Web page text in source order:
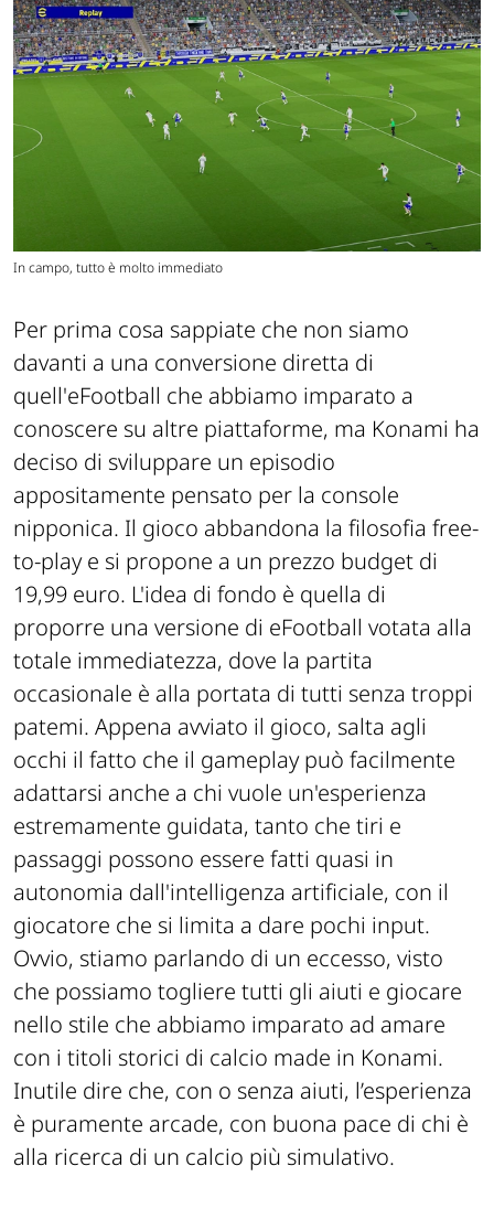
In campo, tutto è molto immediato
Per prima cosa sappiate che non siamo
davanti a una conversione diretta di
quell'eFootball che abbiamo imparato a
conoscere su altre piattaforme, ma Konami ha
deciso di sviluppare un episodio
appositamente pensato per la console
nipponica. Il gioco abbandona la filosofia free-
to-play e si propone a un prezzo budget di
19,99 euro. L'idea di fondo è quella di
proporre una versione di eFootball votata alla
totale immediatezza, dove la partita
occasionale è alla portata di tutti senza troppi
patemi. Appena avviato il gioco, salta agli
occhi il fatto che il gameplay può facilmente
adattarsi anche a chi vuole un'esperienza
estremamente guidata, tanto che tiri e
passaggi possono essere fatti quasi in
autonomia dall'intelligenza artificiale, con il
giocatore che si limita a dare pochi input.
Ovvio, stiamo parlando di un eccesso, visto
che possiamo togliere tutti gli aiuti e giocare
nello stile che abbiamo imparato ad amare
con i titoli storici di calcio made in Konami.
Inutile dire che, con o senza aiuti, l’esperienza
è puramente arcade, con buona pace di chi è
alla ricerca di un calcio più simulativo.